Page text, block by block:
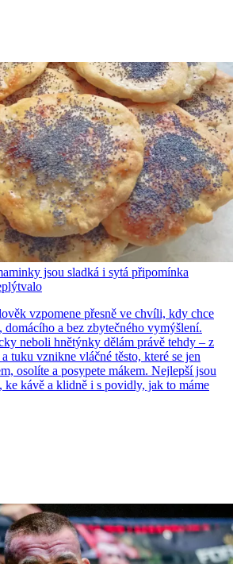
jsou sladká i sytá připomínka
vzpomene přesně ve chvíli, kdy chce
domácího a bez zbytečného vymýšlení.
neboli hnětýnky dělám právě tehdy – z
tuku vznikne vláčné těsto, které se jen
osolíte a posypete mákem. Nejlepší jsou
ke kávě a klidně i s povidly, jak to máme